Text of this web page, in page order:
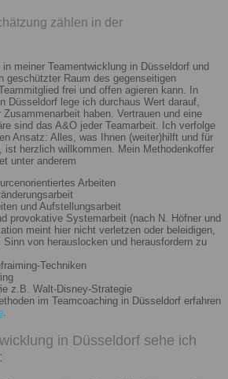
zählen in der
meiner Teamentwicklung in Düsseldorf und
geschützter Raum des gegenseitigen
frei und offen agieren kann. In
Düsseldorf lege ich durchaus Wert darauf,
haben. Vertrauen und eine
sind das A&O jeder Teamarbeit. Ich verfolge
Ansatz: Alles, was Ihnen (weiter)hilft und für
ist herzlich willkommen. Mein Methodenkoffer
unter anderem
Arbeiten
und Aufstellungsarbeit
provokative Systemarbeit (nach N. Höfner und
meint hier nicht verletzen oder beleidigen,
von herauslocken und herausfordern zu
Techniken
z.B. Walt-Disney-Strategie
im Teamcoaching in Düsseldorf erfahren
.
in Düsseldorf sehe ich